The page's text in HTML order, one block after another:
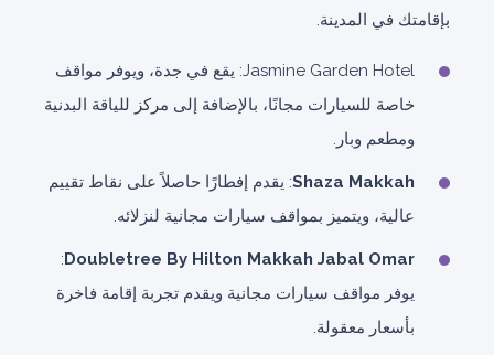
بإقامتك في المدينة.
Jasmine Garden Hotel: يقع في جدة، ويوفر مواقف
خاصة للسيارات مجانًا، بالإضافة إلى مركز للياقة البدنية
ومطعم وبار.
Shaza Makkah: يقدم إفطارًا حاصلاً على نقاط تقييم
عالية، ويتميز بمواقف سيارات مجانية لنزلائه.
Doubletree By Hilton Makkah Jabal Omar
:
يوفر مواقف سيارات مجانية ويقدم تجربة إقامة فاخرة
بأسعار معقولة.